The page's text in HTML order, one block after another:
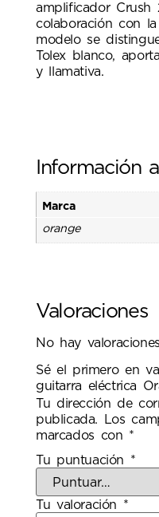
amplificador Crush
colaboración con
modelo se
Tolex blanco,
y llamativa.
Información
Marca
orange
Valoraciones
No hay
Sé el primero en
guitarra eléctrica
Tu dirección de
publicada.
Los
marcados con *
Tu puntuación *
Tu valoración *